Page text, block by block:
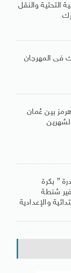
التحتية والنقل
فى المهرجان
بين عُمان
لشهرين
” بكرة
شنطة
والإعدادية